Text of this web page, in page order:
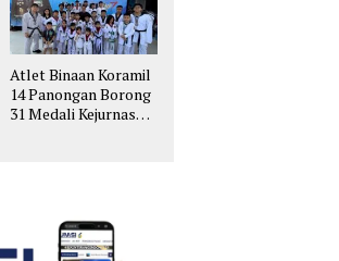
Atlet Binaan Koramil
14 Panongan Borong
31 Medali Kejurnas